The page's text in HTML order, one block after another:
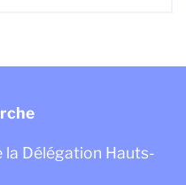
la Délégation Hauts-